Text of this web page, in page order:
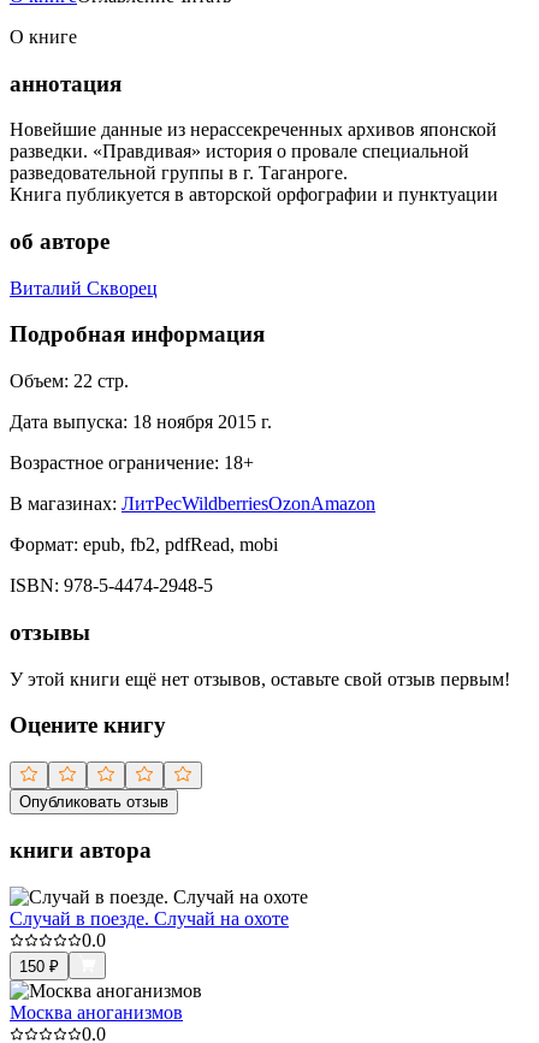
О книге
аннотация
Новейшие данные из нерассекреченных архивов японской
разведки. «Правдивая» история о провале специальной
разведовательной группы в г. Таганроге.
Книга публикуется в авторской орфографии и пунктуации
об авторе
Виталий Скворец
Подробная информация
Объем: 22 стр.
Дата выпуска: 18 ноября 2015 г.
Возрастное ограничение: 18+
В магазинах: ЛитРесWildberriesOzonAmazon
Формат: epub, fb2, pdfRead, mobi
ISBN: 978-5-4474-2948-5
отзывы
У этой книги ещё нет отзывов, оставьте свой отзыв первым!
Оцените книгу
Опубликовать отзыв
книги автора
Случай в поезде. Случай на охоте
0.0
150 ₽
Москва аноганизмов
0.0